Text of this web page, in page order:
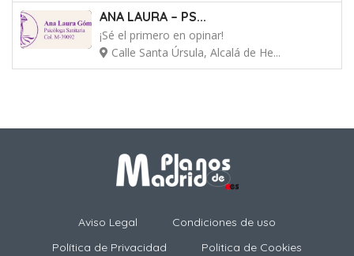
ANA LAURA – PS...
¡Sé el primero en opinar!
Calle Santa Úrsula, Alcalá de He...
Aviso Legal
Condiciones de uso
Política de Privacidad
Politica de Cookies